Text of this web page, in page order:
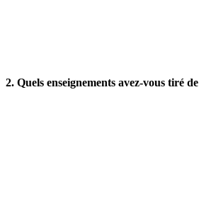
2. Quels enseignements avez-vous tiré